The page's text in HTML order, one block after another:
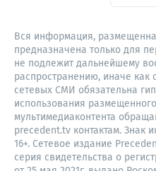
Вся информация,
предназначена только для
не подлежит дальнейшему
распространению, иначе как
сетевых СМИ обязательна
использования
мультимедиаконтента
precedent.tv контактам. Знак
16+. Сетевое издание
серия свидетельства о